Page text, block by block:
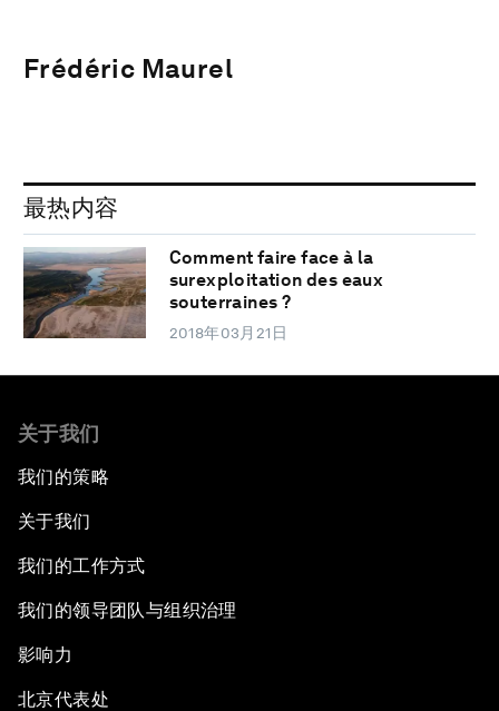
Frédéric Maurel
最热内容
Comment faire face à la
surexploitation des eaux
souterraines ?
2018年03月21日
关于我们
我们的策略
关于我们
我们的工作方式
我们的领导团队与组织治理
影响力
北京代表处